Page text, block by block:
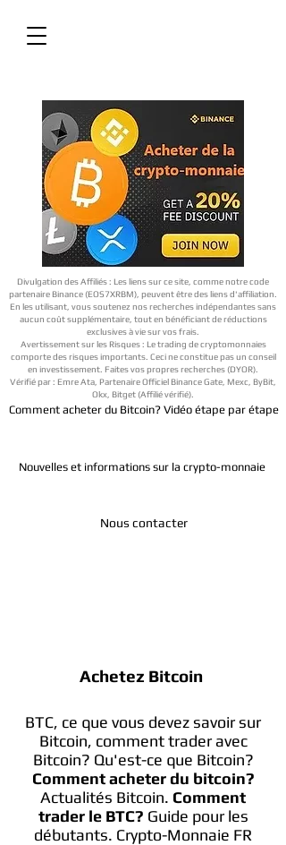
Comment acheter du Bitcoin? Vidéo étape par étape
Nouvelles et informations sur la crypto-monnaie
Nous contacter
Divulgation des Affiliés : Les liens sur ce site, comme notre code
partenaire Binance (EOS7XRBM), peuvent être des liens d'affiliation.
En les utilisant, vous soutenez nos recherches indépendantes sans
aucun coût supplémentaire, tout en bénéficiant de réductions
exclusives à vie sur vos frais.
Avertissement sur les Risques : Le trading de cryptomonnaies
comporte des risques importants. Ceci ne constitue pas un conseil
en investissement. Faites vos propres recherches (DYOR).
Vérifié par : Emre Ata, Partenaire Officiel Binance Gate, Mexc, ByBit,
Okx, Bitget (Affilié vérifié).
Achetez Bitcoin
BTC, ce que vous devez savoir sur
Bitcoin, comment trader avec
Bitcoin? Qu'est-ce que Bitcoin?
Comment acheter du bitcoin?
Actualités Bitcoin. Comment
trader le BTC? Guide pour les
débutants. Crypto-Monnaie FR